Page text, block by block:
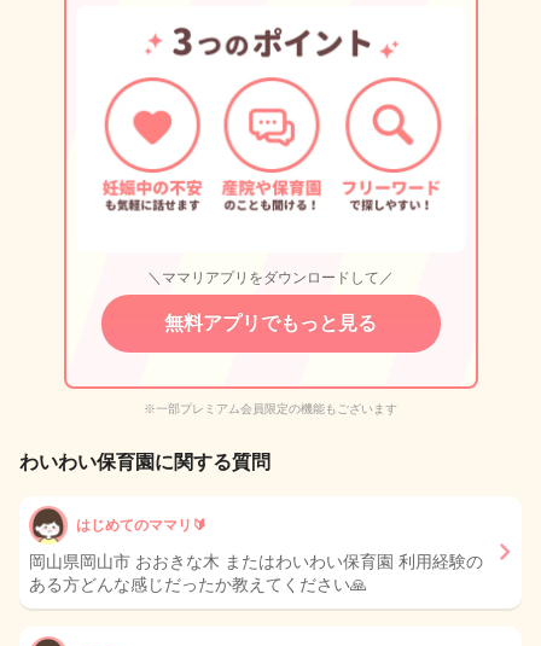
＼ママリアプリをダウンロードして／
無料アプリでもっと見る
※一部プレミアム会員限定の機能もございます
わいわい保育園に関する質問
はじめてのママリ🔰
岡山県岡山市 おおきな木 またはわいわい保育園 利用経験の
ある方どんな感じだったか教えてください🙏